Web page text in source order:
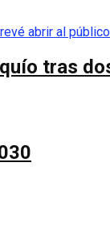
tras